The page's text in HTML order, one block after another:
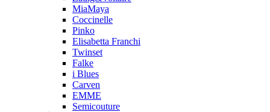
MiaMaya
Coccinelle
Pinko
Elisabetta Franchi
Twinset
Falke
i Blues
Carven
EMME
Semicouture